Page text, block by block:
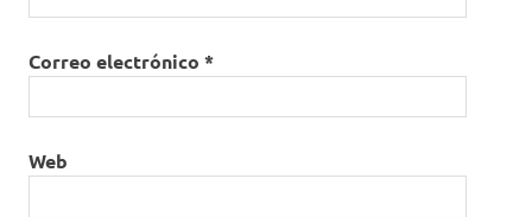
Correo electrónico *
Web